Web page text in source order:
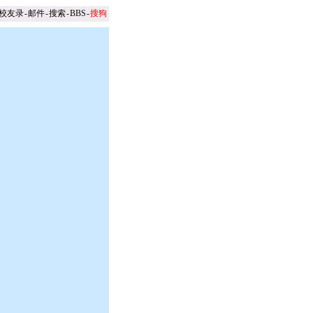
友录-邮件-搜索-BBS-搜狗